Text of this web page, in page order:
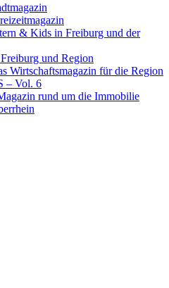
& Kids in Freiburg und der
und Region
Wirtschaftsmagazin für die Region
– Vol. 6
rund um die Immobilie